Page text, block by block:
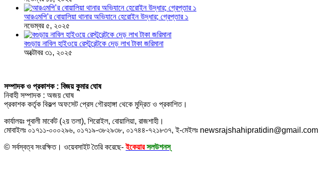
আরএমপি’র বোয়ালিয়া থানার অভিযানে হেরোইন উদ্ধার; গ্রেপ্তার ১
নভেম্বর ৫, ২০২৫
বগুড়ায় নাবিল হাইওয়ে রেস্টুরেন্টকে দেড় লাখ টাকা জরিমানা
অক্টোবর ৩১, ২০২৫
সম্পাদক ও প্রকাশক : বিজয় কুমার ঘোষ
নিবাহী সম্পাদক : অজয় ঘোষ
প্রকাশক কর্তৃক বিকল্প অফসেট প্রেস গৌরহাঙ্গা থেকে মুদ্রিত ও প্রকাশিত।
কার্যালয়ঃ পূবালী মার্কেট (২য় তলা), শিরোইল, বোয়ালিয়া, রাজশাহী।
মোবাইলঃ ০১৭১১-০০০২৯৬, ০১৭১৯-৩৮২৯৩৮, ০১৭৪৪-৭২১৮৩৭, ই-মেইলঃ newsrajshahipratidin@gmail.com
© সর্বস্বত্ব সংরক্ষিত। ওয়েবসাইট তৈরি করেছে-ইকেয়ার সলউশনস্